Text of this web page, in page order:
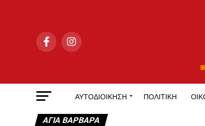
ΑΥΤΟΔΙΟΊΚΗΣΗ ΠΟΛΙΤΙΚΉ
ΑΓΙΑ ΒΑΡΒΑΡΑ